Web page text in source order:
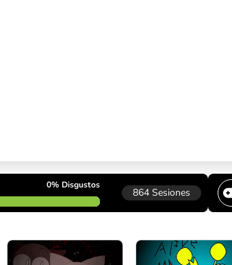
0% Disgustos
864 Sesiones